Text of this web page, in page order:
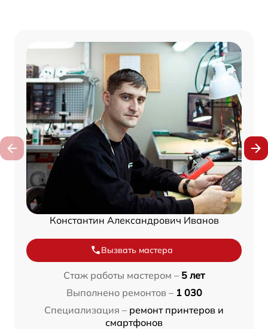
Константин Александрович Иванов
Вызвать мастера
Стаж работы мастером – 5 лет
Выполнено ремонтов – 1 030
Специализация – ремонт принтеров и
смартфонов